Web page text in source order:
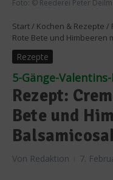
Foto: © Reederei Peter
Start/ Kochen & Rezepte /
Rote Bete und Himbeeren
Rezepte
5-Gänge-
Rezept:
Bete und
Von Redaktion 7.